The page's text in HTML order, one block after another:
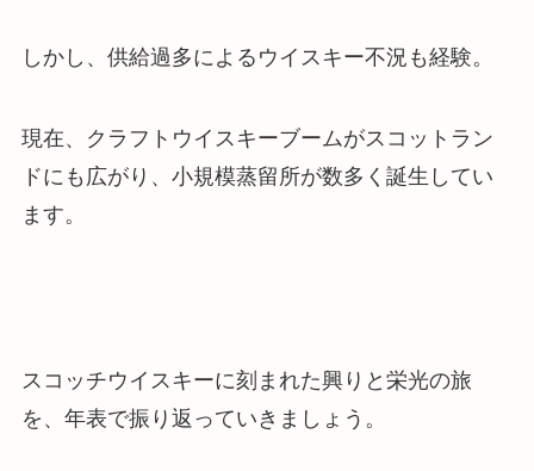
しかし、供給過多によるウイスキー不況も経験。
現在、クラフトウイスキーブームがスコットラン
ドにも広がり、小規模蒸留所が数多く誕生してい
ます。
スコッチウイスキーに刻まれた興りと栄光の旅
を、年表で振り返っていきましょう。